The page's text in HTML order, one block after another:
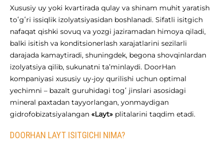
Xususiy uy yoki kvartirada qulay va shinam muhit yaratish
toʻgʻri issiqlik izolyatsiyasidan boshlanadi. Sifatli isitgich
nafaqat qishki sovuq va yozgi jaziramadan himoya qiladi,
balki isitish va konditsionerlash xarajatlarini sezilarli
darajada kamaytiradi, shuningdek, begona shovqinlardan
izolyatsiya qilib, sukunatni ta’minlaydi. DoorHan
kompaniyasi xususiy uy-joy qurilishi uchun optimal
yechimni – bazalt guruhidagi togʻ jinslari asosidagi
mineral paxtadan tayyorlangan, yonmaydigan
gidrofobizatsiyalangan «Layt» plitalarini taqdim etadi.
DOORHAN LAYT ISITGICHI NIMA?